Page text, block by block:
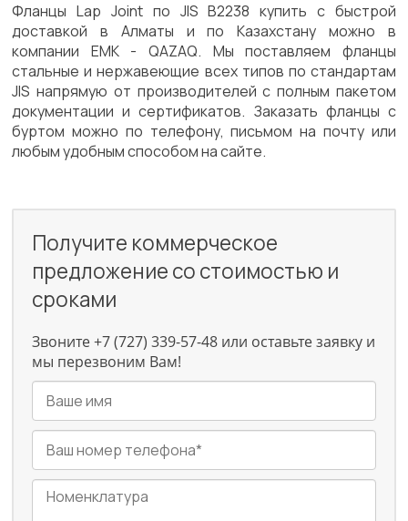
Фланцы Lap Joint по JIS B2238 купить с быстрой
доставкой в Алматы и по Казахстану можно в
компании ЕМК - QAZAQ. Мы поставляем фланцы
стальные и нержавеющие всех типов по стандартам
JIS напрямую от производителей с полным пакетом
документации и сертификатов. Заказать фланцы с
буртом можно по телефону, письмом на почту или
любым удобным способом на сайте.
Получите коммерческое
предложение со стоимостью и
сроками
Звоните +7 (727) 339-57-48 или оставьте заявку и
мы перезвоним Вам!